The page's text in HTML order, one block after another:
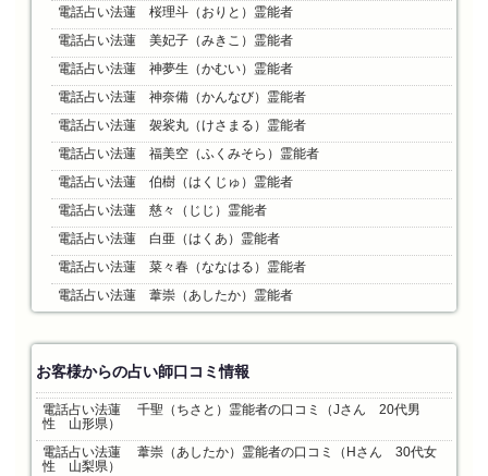
電話占い法蓮 桜理斗（おりと）霊能者
電話占い法蓮 美妃子（みきこ）霊能者
電話占い法蓮 神夢生（かむい）霊能者
電話占い法蓮 神奈備（かんなび）霊能者
電話占い法蓮 袈裟丸（けさまる）霊能者
電話占い法蓮 福美空（ふくみそら）霊能者
電話占い法蓮 伯樹（はくじゅ）霊能者
電話占い法蓮 慈々（じじ）霊能者
電話占い法蓮 白亜（はくあ）霊能者
電話占い法蓮 菜々春（ななはる）霊能者
電話占い法蓮 葦崇（あしたか）霊能者
お客様からの占い師口コミ情報
電話占い法蓮 千聖（ちさと）霊能者の口コミ（Jさん 20代男
性 山形県）
電話占い法蓮 葦崇（あしたか）霊能者の口コミ（Hさん 30代女
性 山梨県）